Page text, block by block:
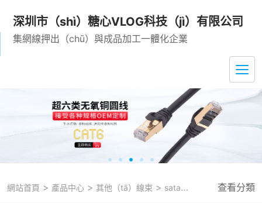
深圳市（shì）糖心VLOG科技（jì）有限公司
集網線押出（chū）與成品加工一體化企業
網站首頁 > 產品中心 > 其他（tā）線束 > sata數據線（xiàn） 查看分類